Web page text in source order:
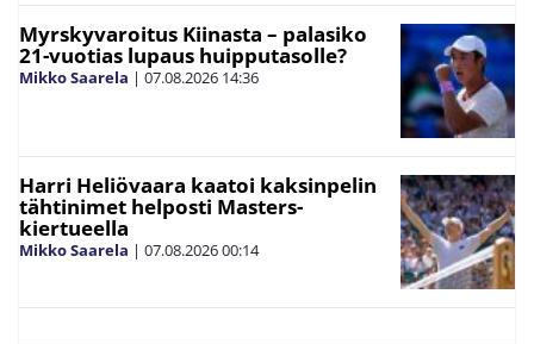
Myrskyvaroitus Kiinasta – palasiko
21-vuotias lupaus huipputasolle?
Mikko Saarela | 07.08.2026 14:36
Harri Heliövaara kaatoi kaksinpelin
tähtinimet helposti Masters-
kiertueella
Mikko Saarela | 07.08.202600:14